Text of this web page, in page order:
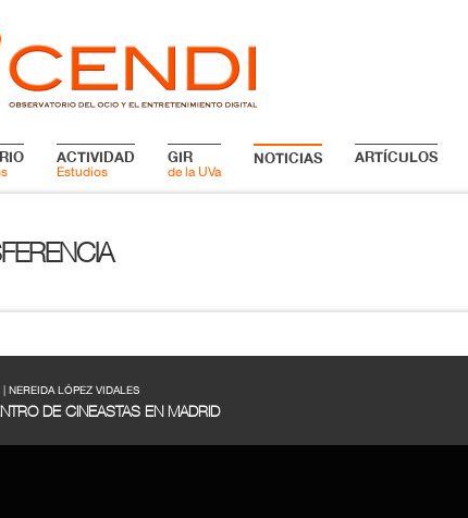
ACTIVIDAD
Estudios
GIR
de la UVa
NOTICIAS ARTÍCULOS
NEREIDA LÓPEZ VIDALES
DE CINEASTAS EN MADRID